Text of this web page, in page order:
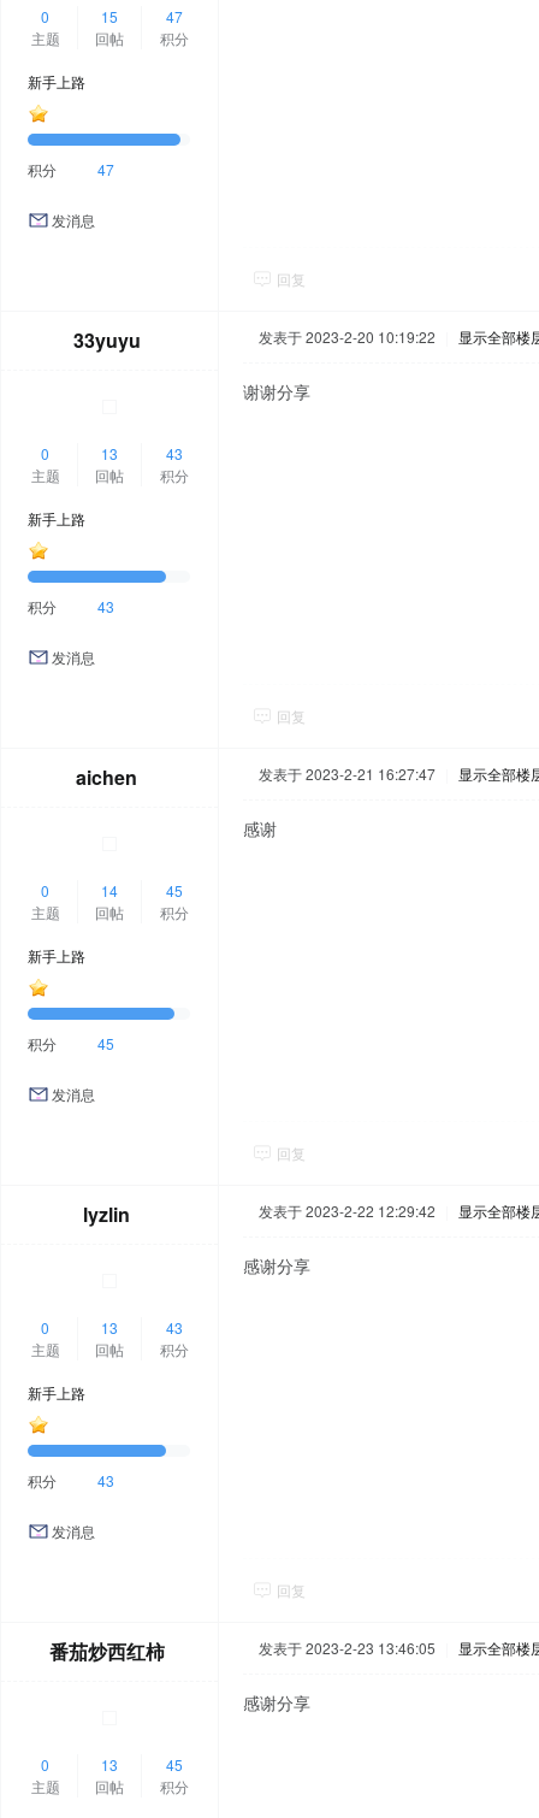
0
主题
15
回帖
47
积分
新手上路
积分 47
发消息
回复
33yuyu
0
主题
13
回帖
43
积分
新手上路
积分 43
发消息
发表于 2023-2-20 10:19:22 显示全部楼
谢谢分享
回复
aichen
0
主题
14
回帖
45
积分
新手上路
积分 45
发消息
发表于 2023-2-21 16:27:47 显示全部楼
感谢
回复
lyzlin
0
主题
13
回帖
43
积分
新手上路
积分 43
发消息
发表于 2023-2-22 12:29:42 显示全部楼
感谢分享
回复
番茄炒西红柿
0
主题
13
回帖
45
积分
发表于 2023-2-23 13:46:05 显示全部楼
感谢分享